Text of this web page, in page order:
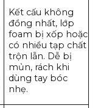
Kết cấu không
đồng nhất, lớp
foam bị xốp hoặc
có nhiều tạp chất
trộn lẫn. Dễ bị
mủn, rách khi
dùng tay bóc
nhẹ.